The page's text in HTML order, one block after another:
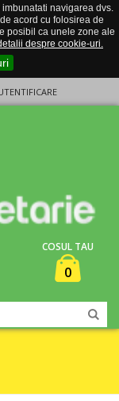
navigarea dvs.
acord cu folosirea de
posibil ca unele zone ale
despre cookie-uri.
COSUL TAU
0